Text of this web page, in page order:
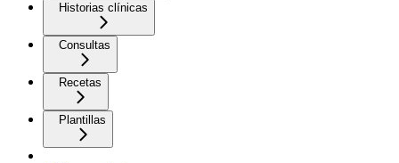
Historias clínicas
Consultas
Recetas
Plantillas